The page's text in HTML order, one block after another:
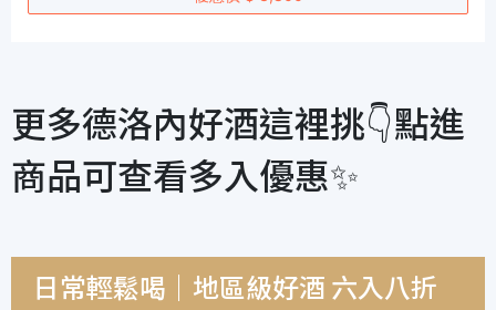
更多德洛內好酒這裡挑👇點進
商品可查看多入優惠✨
日常輕鬆喝｜地區級好酒 六入八折